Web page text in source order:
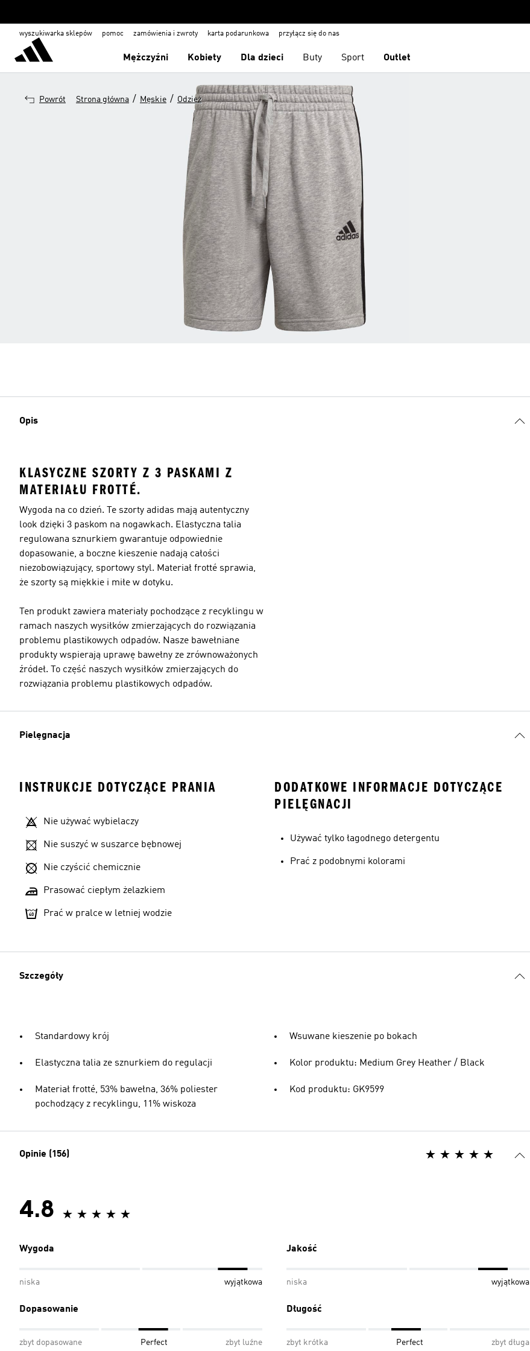
wyszukiwarka sklepów pomoc zamówienia i zwroty karta podarunkowa przyłącz się do nas
Mężczyźni Kobiety Dla dzieci Buty Sport Outlet
Powrót Strona główna / Męskie / Odzież
Opis
KLASYCZNE SZORTY Z 3 PASKAMI Z
MATERIAŁU FROTTÉ.
Wygoda na co dzień. Te szorty adidas mają autentyczny
look dzięki 3 paskom na nogawkach. Elastyczna talia
regulowana sznurkiem gwarantuje odpowiednie
dopasowanie, a boczne kieszenie nadają całości
niezobowiązujący, sportowy styl. Materiał frotté sprawia,
że szorty są miękkie i miłe w dotyku.
Ten produkt zawiera materiały pochodzące z recyklingu w
ramach naszych wysiłków zmierzających do rozwiązania
problemu plastikowych odpadów. Nasze bawełniane
produkty wspierają uprawę bawełny ze zrównoważonych
źródeł. To część naszych wysiłków zmierzających do
rozwiązania problemu plastikowych odpadów.
Pielęgnacja
INSTRUKCJE DOTYCZĄCE PRANIA
Nie używać wybielaczy
Nie suszyć w suszarce bębnowej
Nie czyścić chemicznie
Prasować ciepłym żelazkiem
Prać w pralce w letniej wodzie
DODATKOWE INFORMACJE DOTYCZĄCE
PIELĘGNACJI
Używać tylko łagodnego detergentu
Prać z podobnymi kolorami
Szczegóły
Standardowy krój
Elastyczna talia ze sznurkiem do regulacji
Materiał frotté, 53% bawełna, 36% poliester
pochodzący z recyklingu, 11% wiskoza
Wsuwane kieszenie po bokach
Kolor produktu: Medium Grey Heather / Black
Kod produktu: GK9599
Opinie (156)
4.8
Wygoda
niska wyjątkowa
Jakość
niska wyjątkowa
Dopasowanie
zbyt dopasowane Perfect zbyt luźne
Długość
zbyt krótka Perfect zbyt długa